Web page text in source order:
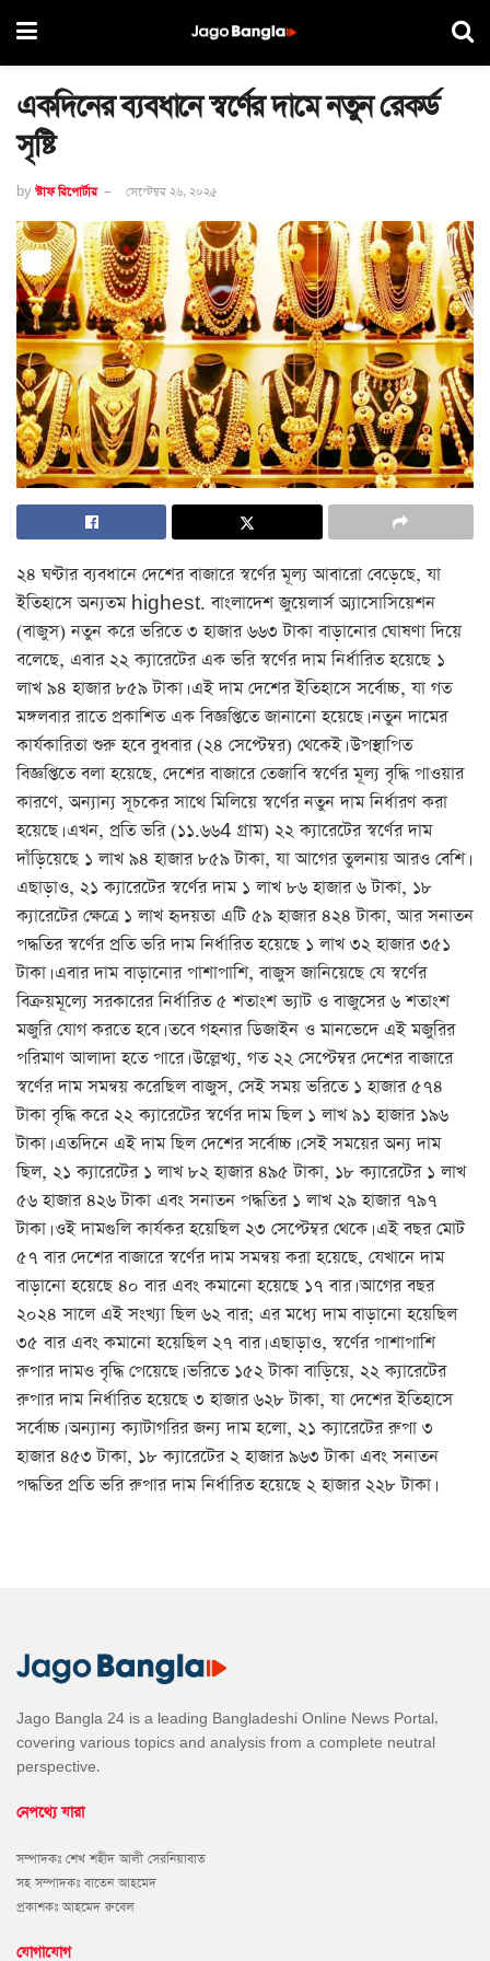
একদিনের ব্যবধানে স্বর্ণের দামে নতুন রেকর্ড
সৃষ্টি
by স্টাফ রিপোর্টার সেপ্টেম্বর ২৬, ২০২৫
২৪ ঘণ্টার ব্যবধানে দেশের বাজারে স্বর্ণের মূল্য আবারো বেড়েছে, যা
ইতিহাসে অন্যতম highest. বাংলাদেশ জুয়েলার্স অ্যাসোসিয়েশন
(বাজুস) নতুন করে ভরিতে ৩ হাজার ৬৬৩ টাকা বাড়ানোর ঘোষণা দিয়ে
বলেছে, এবার ২২ ক্যারেটের এক ভরি স্বর্ণের দাম নির্ধারিত হয়েছে ১
লাখ ৯৪ হাজার ৮৫৯ টাকা। এই দাম দেশের ইতিহাসে সর্বোচ্চ, যা গত
মঙ্গলবার রাতে প্রকাশিত এক বিজ্ঞপ্তিতে জানানো হয়েছে। নতুন দামের
কার্যকারিতা শুরু হবে বুধবার (২৪ সেপ্টেম্বর) থেকেই। উপস্থাপিত
বিজ্ঞপ্তিতে বলা হয়েছে, দেশের বাজারে তেজাবি স্বর্ণের মূল্য বৃদ্ধি পাওয়ার
কারণে, অন্যান্য সূচকের সাথে মিলিয়ে স্বর্ণের নতুন দাম নির্ধারণ করা
হয়েছে। এখন, প্রতি ভরি (১১.৬৬4 গ্রাম) ২২ ক্যারেটের স্বর্ণের দাম
দাঁড়িয়েছে ১ লাখ ৯৪ হাজার ৮৫৯ টাকা, যা আগের তুলনায় আরও বেশি।
এছাড়াও, ২১ ক্যারেটের স্বর্ণের দাম ১ লাখ ৮৬ হাজার ৬ টাকা, ১৮
ক্যারেটের ক্ষেত্রে ১ লাখ হৃদয়তা এটি ৫৯ হাজার ৪২৪ টাকা, আর সনাতন
পদ্ধতির স্বর্ণের প্রতি ভরি দাম নির্ধারিত হয়েছে ১ লাখ ৩২ হাজার ৩৫১
টাকা। এবার দাম বাড়ানোর পাশাপাশি, বাজুস জানিয়েছে যে স্বর্ণের
বিক্রয়মূল্যে সরকারের নির্ধারিত ৫ শতাংশ ভ্যাট ও বাজুসের ৬ শতাংশ
মজুরি যোগ করতে হবে। তবে গহনার ডিজাইন ও মানভেদে এই মজুরির
পরিমাণ আলাদা হতে পারে। উল্লেখ্য, গত ২২ সেপ্টেম্বর দেশের বাজারে
স্বর্ণের দাম সমন্বয় করেছিল বাজুস, সেই সময় ভরিতে ১ হাজার ৫৭৪
টাকা বৃদ্ধি করে ২২ ক্যারেটের স্বর্ণের দাম ছিল ১ লাখ ৯১ হাজার ১৯৬
টাকা। এতদিনে এই দাম ছিল দেশের সর্বোচ্চ। সেই সময়ের অন্য দাম
ছিল, ২১ ক্যারেটের ১ লাখ ৮২ হাজার ৪৯৫ টাকা, ১৮ ক্যারেটের ১ লাখ
৫৬ হাজার ৪২৬ টাকা এবং সনাতন পদ্ধতির ১ লাখ ২৯ হাজার ৭৯৭
টাকা। ওই দামগুলি কার্যকর হয়েছিল ২৩ সেপ্টেম্বর থেকে। এই বছর মোট
৫৭ বার দেশের বাজারে স্বর্ণের দাম সমন্বয় করা হয়েছে, যেখানে দাম
বাড়ানো হয়েছে ৪০ বার এবং কমানো হয়েছে ১৭ বার। আগের বছর
২০২৪ সালে এই সংখ্যা ছিল ৬২ বার; এর মধ্যে দাম বাড়ানো হয়েছিল
৩৫ বার এবং কমানো হয়েছিল ২৭ বার। এছাড়াও, স্বর্ণের পাশাপাশি
রুপার দামও বৃদ্ধি পেয়েছে। ভরিতে ১৫২ টাকা বাড়িয়ে, ২২ ক্যারেটের
রুপার দাম নির্ধারিত হয়েছে ৩ হাজার ৬২৮ টাকা, যা দেশের ইতিহাসে
সর্বোচ্চ। অন্যান্য ক্যাটাগরির জন্য দাম হলো, ২১ ক্যারেটের রুপা ৩
হাজার ৪৫৩ টাকা, ১৮ ক্যারেটের ২ হাজার ৯৬৩ টাকা এবং সনাতন
পদ্ধতির প্রতি ভরি রুপার দাম নির্ধারিত হয়েছে ২ হাজার ২২৮ টাকা।
Jago Bangla 24 is a leading Bangladeshi Online News Portal,
covering various topics and analysis from a complete neutral
perspective.
নেপথ্যে যারা
সম্পাদকঃ শেখ শহীদ আলী সেরনিয়াবাত
সহ সম্পাদকঃ বাতেন আহমেদ
প্রকাশকঃ আহমেদ রুবেল
যোগাযোগ